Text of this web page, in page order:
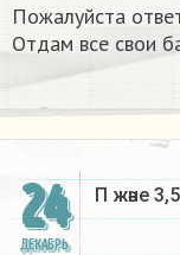
Пожалуйста
Отдам все свои
24
ДЕКАБРЬ
Π және